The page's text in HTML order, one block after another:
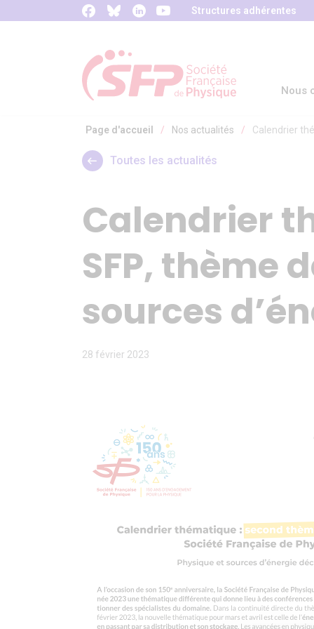
Panneau de gestion des cookies Structures adhérentes
Nous
Page d'accueil / Nos actualités / Calendrier
Toutes les actualités
Calendrier
SFP, thème
sources
28 février 2023